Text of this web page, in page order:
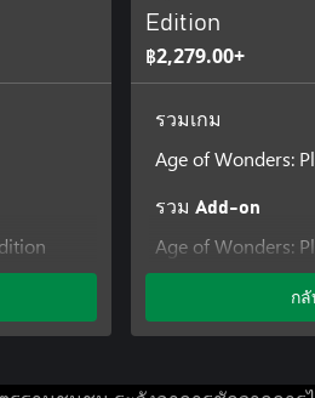
Edition
฿2,279.00+
รวมเกม
Age of Wonders:
รวม Add-on
Age of Wonders:
Content
Age of Wonders:ก